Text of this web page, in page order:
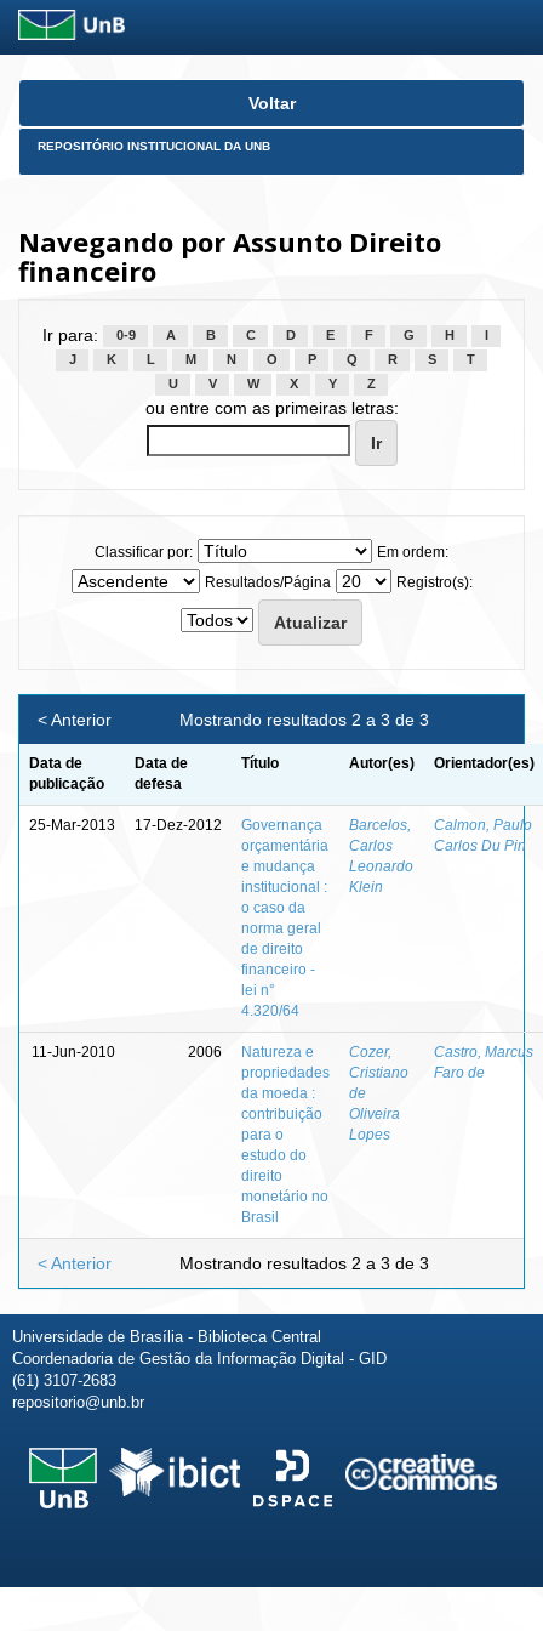
Skip
Voltar
REPOSITÓRIO INSTITUCIONAL DA UNB
Navegando por Assunto Direito
financeiro
Ir para: 0-9 A B C D E F G H
J
K L M N O P Q R S
T
U
V W X Y Z
ou entre com as primeiras letras:
Classificar por:
Em ordem:
Resultados/Página
Registro(s):
Mostrando resultados 2 a 3 de 3
< Anterior
Data de
publicação
Data de
defesa
Título Autor(es) Orientador(es)
25-Mar-2013 17-Dez-2012
Governança
orçamentária
e mudança
institucional :
o caso da
norma geral
de direito
financeiro -
lei n°
4.320/64
Barcelos,
Carlos
Leonardo
Klein
Calmon, Paulo
Carlos Du Pin
11-Jun-2010 2006
Natureza e
propriedades
da moeda :
contribuição
para o
estudo do
direito
monetário no
Brasil
Cozer,
Cristiano
de
Oliveira
Lopes
Castro, Marcus
Faro de
Mostrando resultados 2 a 3 de 3
< Anterior
Universidade de Brasília - Biblioteca Central
Coordenadoria de Gestão da Informação Digital - GID
(61) 3107-2683
repositorio@unb.br